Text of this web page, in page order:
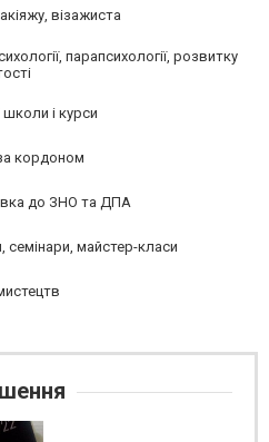
візажиста
парапсихології, розвитку
школи і курси
кордоном
до ЗНО та ДПА
семінари, майстер-класи